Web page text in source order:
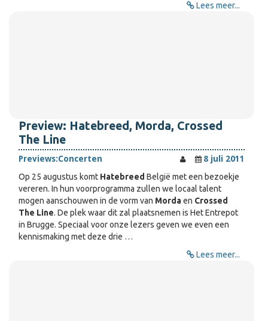
Lees meer...
Preview: Hatebreed, Morda, Crossed
The Line
Previews:Concerten
8 juli 2011
Op 25 augustus komt Hatebreed België met een bezoekje
vereren. In hun voorprogramma zullen we locaal talent
mogen aanschouwen in de vorm van Mordaen Crossed
The Line. De plek waar dit zal plaatsnemen is Het Entrepot
in Brugge. Speciaal voor onze lezers geven we even een
kennismaking met deze drie …
Lees meer...